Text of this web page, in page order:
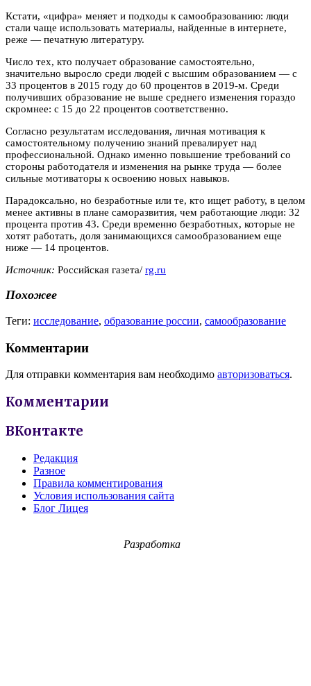
Кстати, «цифра» меняет и подходы к самообразованию: люди
стали чаще использовать материалы, найденные в интернете,
реже — печатную литературу.
Число тех, кто получает образование самостоятельно,
значительно выросло среди людей с высшим образованием — с
33 процентов в 2015 году до 60 процентов в 2019-м. Среди
получивших образование не выше среднего изменения гораздо
скромнее: с 15 до 22 процентов соответственно.
Согласно результатам исследования, личная мотивация к
самостоятельному получению знаний превалирует над
профессиональной. Однако именно повышение требований со
стороны работодателя и изменения на рынке труда — более
сильные мотиваторы к освоению новых навыков.
Парадоксально, но безработные или те, кто ищет работу, в целом
менее активны в плане саморазвития, чем работающие люди: 32
процента против 43. Среди временно безработных, которые не
хотят работать, доля занимающихся самообразованием еще
ниже — 14 процентов.
Источник: Российская газета/ rg.ru
Похожее
Теги: исследование, образование россии, самообразование
Комментарии
Для отправки комментария вам необходимо авторизоваться.
Комментарии
ВКонтакте
Редакция
Разное
Правила комментирования
Условия использования сайта
Блог Лицея
Разработка